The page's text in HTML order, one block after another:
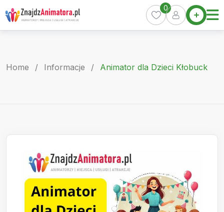
Skip
to
content
Home
Oferty
0
Home / Informacje / Animator dla Dzieci Kłobuck